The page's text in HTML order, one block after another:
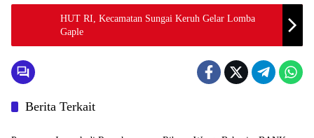
HUT RI, Kecamatan Sungai Keruh Gelar Lomba
Gaple
Berita Terkait
Berita